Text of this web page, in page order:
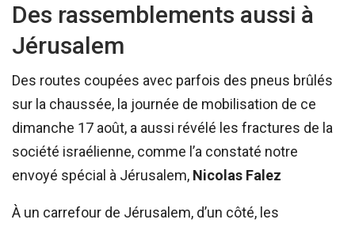
Des rassemblements aussi à
Jérusalem
Des routes coupées avec parfois des pneus brûlés
sur la chaussée, la journée de mobilisation de ce
dimanche 17 août, a aussi révélé les fractures de la
société israélienne, comme l’a constaté notre
envoyé spécial à Jérusalem, Nicolas Falez
À un carrefour de Jérusalem, d’un côté, les